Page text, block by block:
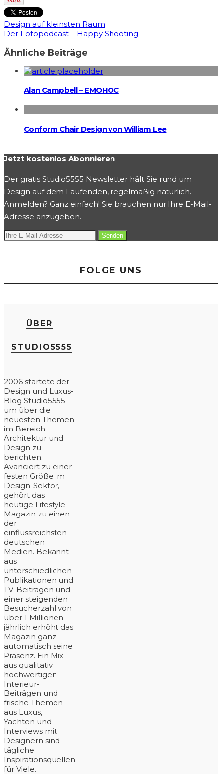
Design auf kleinsten Raum
Der Fotopodcast – Happy Shooting
Ähnliche Beiträge
Alan Campbell – EMOHOC
Conform Chair Design von William Lee
Jetzt kostenlos Abonnieren
Der gratis Studio5555 Newsletter hält Sie rund um
Design auf dem Laufenden, regelmäßig natürlich.
Anmelden? Ganz einfach! Sie brauchen nur Ihre E-Mail-
Adresse anzugeben.
FOLGE UNS
ÜBER
STUDIO5555
2006 startete der
Design und Luxus-
Blog Studio5555
um über die
neuesten Themen
im Bereich
Architektur und
Design zu
berichten.
Avanciert zu einer
festen Größe im
Design-Sektor,
gehört das
heutige Lifestyle
Magazin zu einen
der
einflussreichsten
deutschen
Medien. Bekannt
aus
unterschiedlichen
Publikationen und
TV-Beiträgen und
einer steigenden
Besucherzahl von
über 1 Millionen
jährlich erhöht das
Magazin ganz
automatisch seine
Präsenz. Ein Mix
aus qualitativ
hochwertigen
Interieur-
Beiträgen und
frische Themen
aus Luxus,
Yachten und
Interviews mit
Designern sind
tägliche
Inspirationsquellen
für Viele.